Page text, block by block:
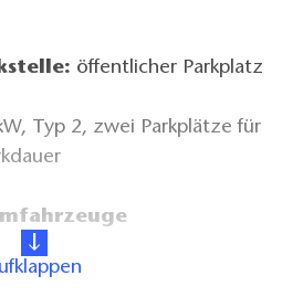
öffentlicher Parkplatz
Typ 2, zwei Parkplätze für